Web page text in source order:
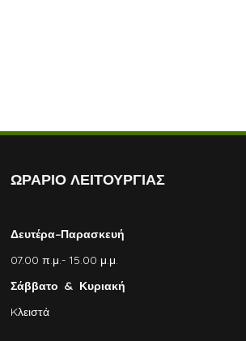
ΩΡΑΡΙΟ ΛΕΙΤΟΥΡΓΙΑΣ
Δευτέρα–Παρασκευή
07.00 π.μ.- 15.00 μ.μ.
Σάββατο & Κυριακή
Kλειστά